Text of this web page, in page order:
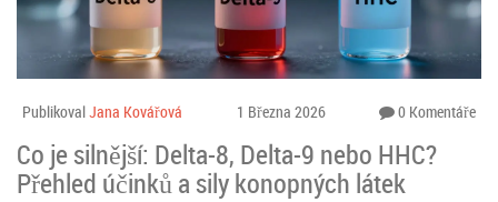
PublikovalJana Kovářová 1 Března 2026 0 Komentáře
Co je silnější: Delta-8, Delta-9 nebo HHC?
Přehled účinků a sily konopných látek